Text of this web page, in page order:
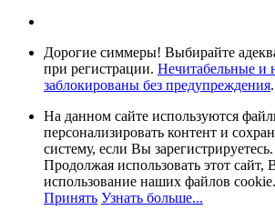
Дорогие симмеры! Выбирайте
при регистрации. Нечитабельные и
заблокированы без предупреждения.
На данном сайте используются
персонализировать контент и
систему, если Вы зарегистрируетесь.
Продолжая использовать этот сайт,
использование наших файлов cookie.
Принять Узнать больше...